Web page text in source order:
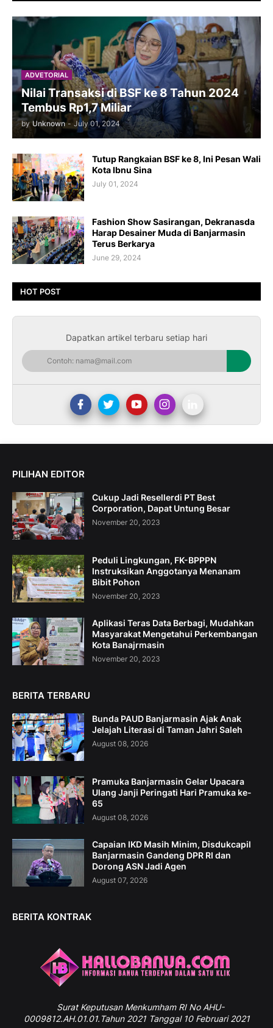
ADVETORIAL
Nilai Transaksi di BSF ke 8 Tahun 2024
Tembus Rp1,7 Miliar
by Unknown - July 01, 2024
Tutup Rangkaian BSF ke 8, Ini Pesan Wali
Kota Ibnu Sina
July 01, 2024
Fashion Show Sasirangan, Dekranasda
Harap Desainer Muda di Banjarmasin
Terus Berkarya
June 29, 2024
HOT POST
Dapatkan artikel terbaru setiap hari
PILIHAN EDITOR
Cukup Jadi Resellerdi PT Best
Corporation, Dapat Untung Besar
November 20, 2023
Peduli Lingkungan, FK-BPPPN
Instruksikan Anggotanya Menanam
Bibit Pohon
November 20, 2023
Aplikasi Teras Data Berbagi, Mudahkan
Masyarakat Mengetahui Perkembangan
Kota Banajrmasin
November 20, 2023
BERITA TERBARU
Bunda PAUD Banjarmasin Ajak Anak
Jelajah Literasi di Taman Jahri Saleh
August 08, 2026
Pramuka Banjarmasin Gelar Upacara
Ulang Janji Peringati Hari Pramuka ke-
65
August 08, 2026
Capaian IKD Masih Minim, Disdukcapil
Banjarmasin Gandeng DPR RI dan
Dorong ASN Jadi Agen
August 07, 2026
BERITA KONTRAK
SuratKeputusan Menkumham RI No AHU-
0009812.AH.01.01.Tahun 2021 Tanggal 10 Februari 2021